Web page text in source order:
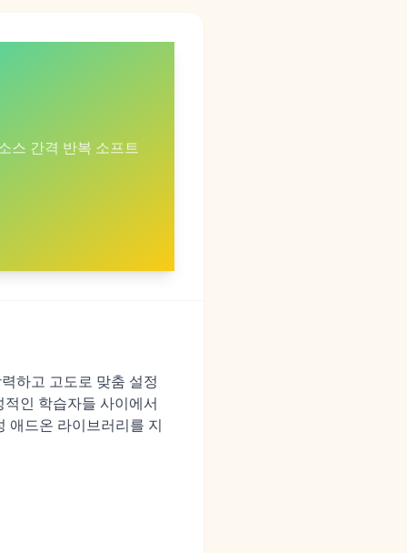
스 간격 반복 소프트
하고 고도로 맞춤 설정
인 학습자들 사이에서
애드온 라이브러리를 지